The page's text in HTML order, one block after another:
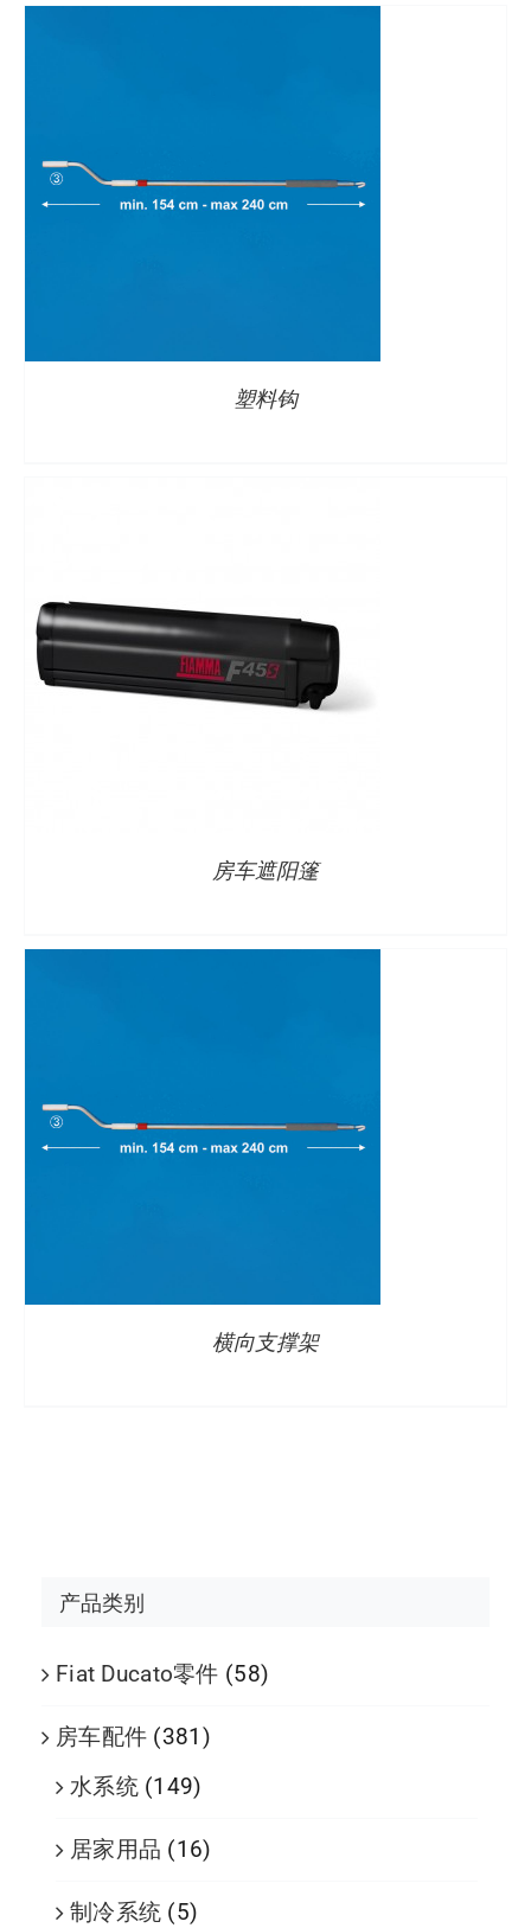
塑料钩
房车遮阳篷
横向支撑架
产品类别
Fiat Ducato零件 (58)
房车配件 (381)
水系统 (149)
居家用品 (16)
制冷系统 (5)